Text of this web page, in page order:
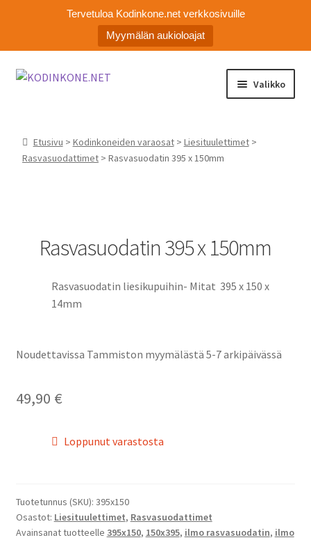
Tervetuloa Kodinkone.net verkkosivuille
Myymälän aukioloajat
Siirry
Siirry
Valikko
Ota yhteyttä
Etusivu > Kodinkoneiden varaosat> Liesituulettimet>
Rasvasuodattimet > Rasvasuodatin 395 x 150mm
Rasvasuodatin 395 x 150mm
Rasvasuodatin liesikupuihin- Mitat 395 x 150 x
14mm
Noudettavissa Tammiston myymälästä 5-7 arkipäivässä
49,90 €
Loppunut varastosta
Tuotetunnus (SKU): 395x150
Osastot: Liesituulettimet, Rasvasuodattimet
Avainsanat tuotteelle 395x150, 150x395, ilmo rasvasuodatin, ilmo